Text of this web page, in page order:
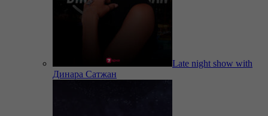
Late night show with
Динара Сатжан